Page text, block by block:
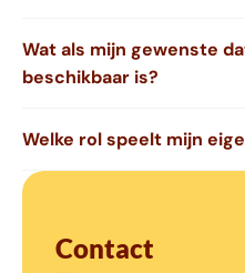
Wat als mijn gewenste
beschikbaar is?
Welke rol speelt mijn
Contact